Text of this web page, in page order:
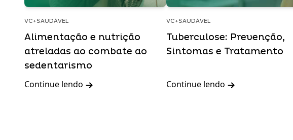
VC+SAUDÁVEL
Alimentação e nutrição
atreladas ao combate ao
sedentarismo
Continue lendo
VC+SAUDÁVEL
Tuberculose: Prevenção,
Sintomas e Tratamento
Continue lendo